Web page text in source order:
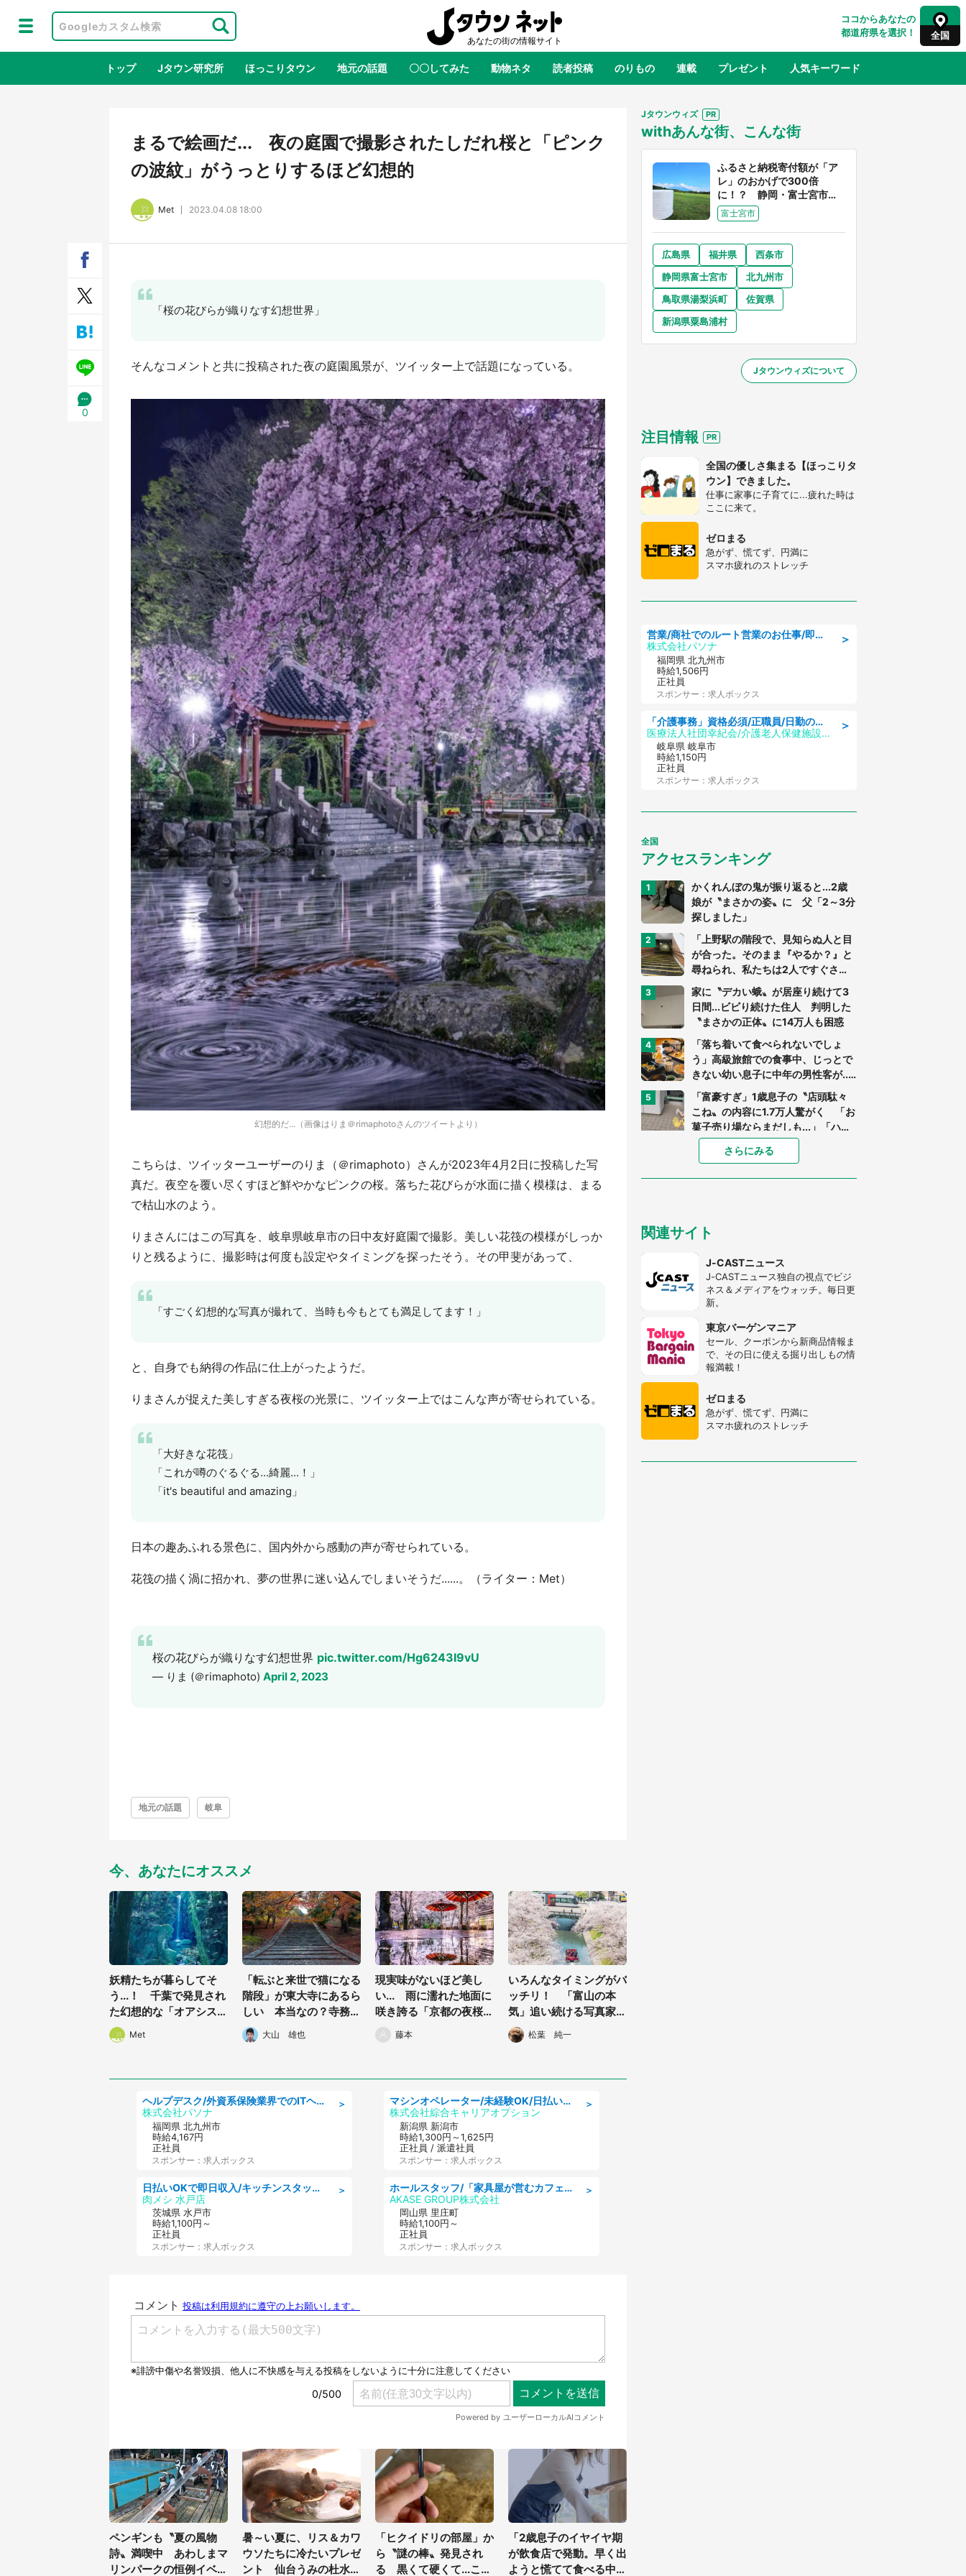
ココからあなたの
都道府県を選択！
全国
全国 全国
東北 青森 岩手 宮城 山形 福島
千葉 東京 神奈川
奈良 和歌山
山口
大分 宮崎
トップ Jタウン研究所 ほっこりタウン 地元の話題 〇〇してみた 動物ネタ 読者投稿 のりもの 連載 プレゼント 人気キーワード
地域×二次元 絶景 あの時はありがとう 物語がはじまる町へ ふるさと納税
鳥取・境港「ゲゲゲの妖怪楽園」限定
だった鬼太郎グッズ買える 銀座・博
品館TOY PARKへ急げ【8／8～31】
服！？ 県公式プロモ動画で「聖地」
が生産されてます【7／31～1／31】
『薬屋のひとりごと』の〝舞〟の世界
日向翔陽＆影山飛雄が笹かまを食べ
る！ アニメ『ハイキュー！！』×老
舗「鐘崎」コラボで限定グッズも【8
／1～31】
まるで絵画だ... 夜の庭園で撮影されたしだれ桜と「ピンク
の波紋」がうっとりするほど幻想的
Met 2023.04.08 18:00
0
「桜の花びらが織りなす幻想世界」
そんなコメントと共に投稿された夜の庭園風景が、ツイッター上で話題になっている。
幻想的だ...（画像はりま＠rimaphotoさんのツイートより）
こちらは、ツイッターユーザーのりま（＠rimaphoto）さんが2023年4月2日に投稿した写
真だ。夜空を覆い尽くすほど鮮やかなピンクの桜。落ちた花びらが水面に描く模様は、まる
で枯山水のよう。
りまさんにはこの写真を、岐阜県岐阜市の日中友好庭園で撮影。美しい花筏の模様がしっか
りと残るように、撮影時は何度も設定やタイミングを探ったそう。その甲斐があって、
「すごく幻想的な写真が撮れて、当時も今もとても満足してます！」
と、自身でも納得の作品に仕上がったようだ。
りまさんが捉えた美しすぎる夜桜の光景に、ツイッター上ではこんな声が寄せられている。
「大好きな花筏」
「これが噂のぐるぐる...綺麗...！」
「it's beautiful and amazing」
日本の趣あふれる景色に、国内外から感動の声が寄せられている。
花筏の描く渦に招かれ、夢の世界に迷い込んでしまいそうだ......。（ライター：Met）
桜の花びらが織りなす幻想世界 pic.twitter.com/Hg6243I9vU
— りま (＠rimaphoto) April 2, 2023
地元の話題 岐阜
今、あなたにオススメ
妖精たちが暮らしてそ
う...！ 千葉で発見され
た幻想的な「オアシス」
に癒される
Met
「転ぶと来世で猫になる
階段」が東大寺にあるら
しい 本当なの？寺務所
に聞く
大山 雄也
現実味がないほど美し
い... 雨に濡れた地面に
咲き誇る「京都の夜桜」
に感嘆の声
藤本
いろんなタイミングがバ
ッチリ！ 「富山の本
気」追い続ける写真家も
興奮した春の絶景「凄い
瞬間が撮れてしまった」
松葉 純一
＞
ヘルプデスク/外資系保険業界でのITヘルプデスク業務/駅近/即日勤務可/ヘルプデスク
株式会社パソナ
福岡県 北九州市
時給4,167円
正社員
スポンサー：求人ボックス
＞
日払いOKで即日収入/キッチンスタッフ/「原付免許必須」デリバリー業務など、自己成長可能な幅広い仕事に挑戦!髪型自由&ピアス・ネイルOK/茨城県/水戸市
肉メシ 水戸店
茨城県 水戸市
時給1,100円～
正社員
スポンサー：求人ボックス
＞
マシンオペレーター/未経験OK/日払いOK/寮費無料/交替制/20・30・40代活躍中
株式会社綜合キャリアオプション
新潟県 新潟市
時給1,300円～1,625円
正社員 / 派遣社員
スポンサー：求人ボックス
＞
ホールスタッフ/「家具屋が営むカフェスタッフ!」週2日～OK!嬉しいまかない付き/岡山県/浅口郡里庄町
AKASE GROUP株式会社
岡山県 里庄町
時給1,100円～
正社員
スポンサー：求人ボックス
ペンギンも〝夏の風物
詩〟満喫中 あわしまマ
リンパークの恒例イベン
暑～い夏に、リス＆カワ
ウソたちに冷たいプレゼ
ント 仙台うみの杜水族
「ヒクイドリの部屋」か
ら〝謎の棒〟発見され
る 黒くて硬くて...これ
「2歳息子のイヤイヤ期
が飲食店で発動。早く出
ようと慌てて食べる中、
Jタウンウィズ
withあんな街、こんな街
ふるさと納税寄付額が「ア
レ」のおかげで300倍
に！？ 静岡・富士宮市は
富士山産の魅力あふれるス
ゴイ街
富士宮市
広島県 福井県
西条市
静岡県富士宮市
北九州市
鳥取県湯梨浜町
佐賀県
新潟県粟島浦村
Jタウンウィズについて
注目情報
全国の優しさ集まる【ほっこりタ
ウン】できました。
仕事に家事に子育てに...疲れた時は
ここに来て。
ゼロまる
急がず、慌てず、円満に
スマホ疲れのストレッチ
＞
営業/商社でのルート営業のお仕事/即日勤務可/車通勤可/営業
株式会社パソナ
福岡県 北九州市
時給1,506円
正社員
スポンサー：求人ボックス
＞
「介護事務」資格必須/正職員/日勤のみ/介護老人保健施設
医療法人社団幸紀会/介護老人保健施設 グリーンビラ安江
岐阜県 岐阜市
時給1,150円
正社員
スポンサー：求人ボックス
全国
アクセスランキング
かくれんぼの鬼が振り返ると...2歳
娘が〝まさかの姿〟に 父「2～3分
探しました」
「上野駅の階段で、見知らぬ人と目
が合った。そのまま『やるか？』と
尋ねられ、私たちは2人ですぐさ
ま...」（茨城県・70代男性）
家に〝デカい蛾〟が居座り続けて3
日間...ビビり続けた住人 判明した
〝まさかの正体〟に14万人も困惑
「落ち着いて食べられないでしょ
う」高級旅館での食事中、じっとで
きない幼い息子に中年の男性客が...
（東京都・40代男性）
「富豪すぎ」1歳息子の〝店頭駄々
こね〟の内容に1.7万人驚がく 「お
菓子売り場ならまだしも...」「ハー
ドル高い」
「閉所恐怖症の私は新幹線で大パニ
ック。隣席の青年に『手を繋いで』
とお願いしたら...」 体験談に8万
生の野菜〟に6.5万人戦慄
あまりにも四角すぎる猫、激写され
る 「これもう座布団だろ」「食パ
ンの耳」と1.4万人困惑
「修学旅行に途中参加する娘を送っ
て行ったら、真っ暗な道で遭難状
態。なんとか見つけた民家に助けを
求めると、住人の男性が...」
「孫にあげると思って、あなたにこ
れをあげる」 真夏の山道で見知ら
ぬお婆さんに握らされたもの（山口
県・30代女性）
さらにみる
関連サイト
J-CASTニュース
J-CASTニュース独自の視点でビジ
ネス＆メディアをウォッチ。毎日更
新。
東京バーゲンマニア
セール、クーポンから新商品情報ま
で、その日に使える掘り出しもの情
報満載！
ゼロまる
急がず、慌てず、円満に
スマホ疲れのストレッチ